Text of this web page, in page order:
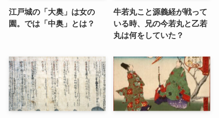
江戸城の「大奥」は女の
園。では「中奥」とは？
牛若丸こと源義経が戦って
いる時、兄の今若丸と乙若
丸は何をしていた？